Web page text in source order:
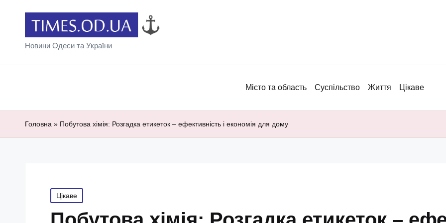
Новини Одеси та України
Місто та область Суспільство Життя Цікаве
Головна » Побутова хімія: Розгадка етикеток – ефективність і економія для дому
Posted
in
Цікаве